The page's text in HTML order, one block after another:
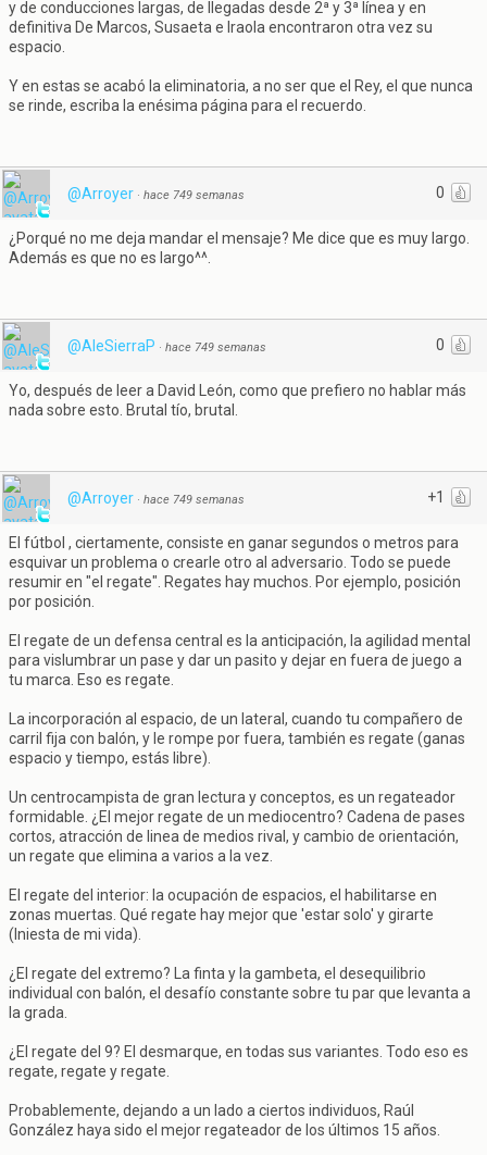
y de conducciones largas, de llegadas desde 2ª y 3ª línea y en
definitiva De Marcos, Susaeta e Iraola encontraron otra vez su
espacio.
Y en estas se acabó la eliminatoria, a no ser que el Rey, el que nunca
se rinde, escriba la enésima página para el recuerdo.
0
@Arroyer · hace 749 semanas
¿Porqué no me deja mandar el mensaje? Me dice que es muy largo.
Además es que no es largo^^.
0
@AleSierraP · hace 749 semanas
Yo, después de leer a David León, como que prefiero no hablar más
nada sobre esto. Brutal tío, brutal.
+1
@Arroyer · hace 749 semanas
El fútbol , ciertamente, consiste en ganar segundos o metros para
esquivar un problema o crearle otro al adversario. Todo se puede
resumir en "el regate". Regates hay muchos. Por ejemplo, posición
por posición.
El regate de un defensa central es la anticipación, la agilidad mental
para vislumbrar un pase y dar un pasito y dejar en fuera de juego a
tu marca. Eso es regate.
La incorporación al espacio, de un lateral, cuando tu compañero de
carril fija con balón, y le rompe por fuera, también es regate (ganas
espacio y tiempo, estás libre).
Un centrocampista de gran lectura y conceptos, es un regateador
formidable. ¿El mejor regate de un mediocentro? Cadena de pases
cortos, atracción de linea de medios rival, y cambio de orientación,
un regate que elimina a varios a la vez.
El regate del interior: la ocupación de espacios, el habilitarse en
zonas muertas. Qué regate hay mejor que 'estar solo' y girarte
(Iniesta de mi vida).
¿El regate del extremo? La finta y la gambeta, el desequilibrio
individual con balón, el desafío constante sobre tu par que levanta a
la grada.
¿El regate del 9? El desmarque, en todas sus variantes. Todo eso es
regate, regate y regate.
Probablemente, dejando a un lado a ciertos individuos, Raúl
González haya sido el mejor regateador de los últimos 15 años.